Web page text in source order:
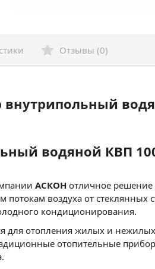
Отзывы (0)
внутрипольный
водяной КВП
АСКОН отличное
воздуха от
кондиционирования.
для отопления жилых и
отопительные